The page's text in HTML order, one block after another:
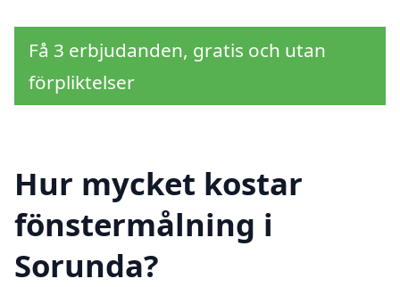
Få 3 erbjudanden, gratis och utan
förpliktelser
Hur mycket kostar
fönstermålning i
Sorunda?